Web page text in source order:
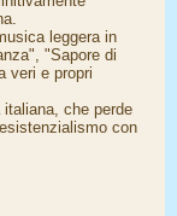
leggera in
"Sapore di
veri e propri
che perde
con